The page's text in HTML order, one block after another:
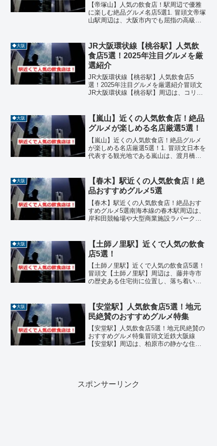
【帝塚山】人気の飲食店！駅周辺で優雅
に楽しむ絶品グルメ名店5選1. 冒頭文帝塚
山駅周辺は、大阪市内でも屈指の高級住
す。歴史ある邸宅が並ぶこのエリアで
は、素材にこだわった繊...
◆大阪
JR大阪環状線【桃谷駅】人気飲
食店5選！2025年注目グルメを厳
選紹介
JR大阪環状線【桃谷駅】人気飲食店5
選！2025年注目グルメを厳選紹介冒頭文
JR大阪環状線【桃谷駅】周辺は、コリア
す。韓国料理、ラーメン、洋食などジャ
ンルも豊富で、地元民...
◆大阪
【嵐山】近くの人気飲食店！絶品
グルメが楽しめる名店厳選5選！
【嵐山】近くの人気飲食店！絶品グルメ
が楽しめる名店厳選5選！1. 冒頭文日本を
代表する観光地である嵐山は、渡月橋や
するエリアでもあります。阪急嵐山駅か
ら渡月橋を渡れば、老...
◆大阪
【春木】駅近くの人気飲食店！絶
品おすすめグルメ5選
【春木】駅近くの人気飲食店！絶品おす
すめグルメ5選南海本線の春木駅周辺は、
岸和田競輪場や大型商業施設ラパーク岸
祭りの時期はもちろん、日常的にも地元
住民や近隣から訪れる人...
◆大阪
【土師ノ里駅】近くで人気の飲食
店5選！
【土師ノ里駅】近くで人気の飲食店5選！
冒頭文【土師ノ里駅】周辺は、藤井寺市
の歴史ある住宅街に位置し、落ち着いた
として、通勤・通学にも便利な立地で、
ランチやディナーにぴっ...
◆大阪
【安堂駅】人気飲食店5選！地元
民絶賛のおすすめグルメ特集
【安堂駅】人気飲食店5選！地元民絶賛の
おすすめグルメ特集冒頭文近鉄大阪線
【安堂駅】周辺は、柏原市の静かな住宅
スポンサーリンク